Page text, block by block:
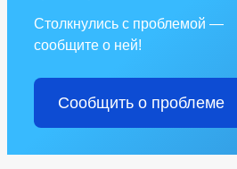
Столкнулись с проблемой —
сообщите о ней!
Сообщить о проблеме